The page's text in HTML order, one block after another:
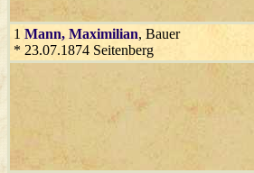
1 Mann, Maximilian, Bauer
* 23.07.1874 Seitenberg